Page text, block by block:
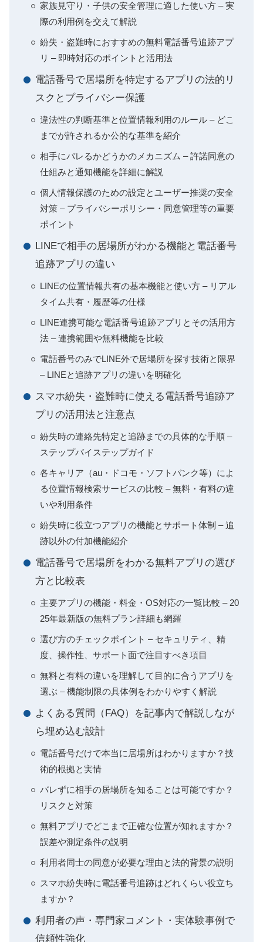
家族見守り・子供の安全管理に適した使い方 – 実
際の利用例を交えて解説
紛失・盗難時におすすめの無料電話番号追跡アプ
リ – 即時対応のポイントと活用法
電話番号で居場所を特定するアプリの法的リ
スクとプライバシー保護
違法性の判断基準と位置情報利用のルール – どこ
までが許されるか公的な基準を紹介
相手にバレるかどうかのメカニズム – 許諾同意の
仕組みと通知機能を詳細に解説
個人情報保護のための設定とユーザー推奨の安全
対策 – プライバシーポリシー・同意管理等の重要
ポイント
LINEで相手の居場所がわかる機能と電話番号
追跡アプリの違い
LINEの位置情報共有の基本機能と使い方 – リアル
タイム共有・履歴等の仕様
LINE連携可能な電話番号追跡アプリとその活用方
法 – 連携範囲や無料機能を比較
電話番号のみでLINE外で居場所を探す技術と限界
– LINEと追跡アプリの違いを明確化
スマホ紛失・盗難時に使える電話番号追跡ア
プリの活用法と注意点
紛失時の連絡先特定と追跡までの具体的な手順 –
ステップバイステップガイド
各キャリア（au・ドコモ・ソフトバンク等）によ
る位置情報検索サービスの比較 – 無料・有料の違
いや利用条件
紛失時に役立つアプリの機能とサポート体制 – 追
跡以外の付加機能紹介
電話番号で居場所をわかる無料アプリの選び
方と比較表
主要アプリの機能・料金・OS対応の一覧比較 – 20
25年最新版の無料プラン詳細も網羅
選び方のチェックポイント – セキュリティ、精
度、操作性、サポート面で注目すべき項目
無料と有料の違いを理解して目的に合うアプリを
選ぶ – 機能制限の具体例をわかりやすく解説
よくある質問（FAQ）を記事内で解説しなが
ら埋め込む設計
電話番号だけで本当に居場所はわかりますか？技
術的根拠と実情
バレずに相手の居場所を知ることは可能ですか？
リスクと対策
無料アプリでどこまで正確な位置が知れますか？
誤差や測定条件の説明
利用者同士の同意が必要な理由と法的背景の説明
スマホ紛失時に電話番号追跡はどれくらい役立ち
ますか？
利用者の声・専門家コメント・実体験事例で
信頼性強化